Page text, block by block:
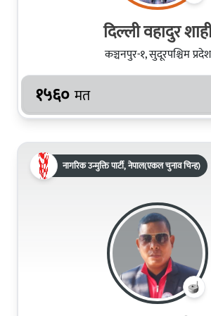
दिल्ली वहादुर
कञ्चनपुर-१, सुदूरपश्चिम प्रदेश
१५६० मत
नागरिक उन्मुक्ति पार्टी, नेपाल(एकल चुनाव चिन्ह)